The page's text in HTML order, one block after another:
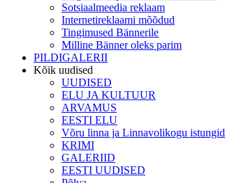
Sotsiaalmeedia reklaam
Internetireklaami mõõdud
Tingimused Bännerile
Milline Bänner oleks parim
PILDIGALERII
Kõik uudised
UUDISED
ELU JA KULTUUR
ARVAMUS
EESTI ELU
Võru linna ja Linnavolikogu istungid
KRIMI
GALERIID
EESTI UUDISED